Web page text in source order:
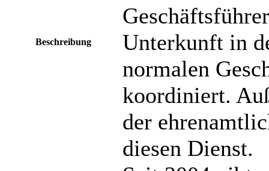
Beschreibung
Unterkunft in
normalen
koordiniert.
der
diesen Dienst.